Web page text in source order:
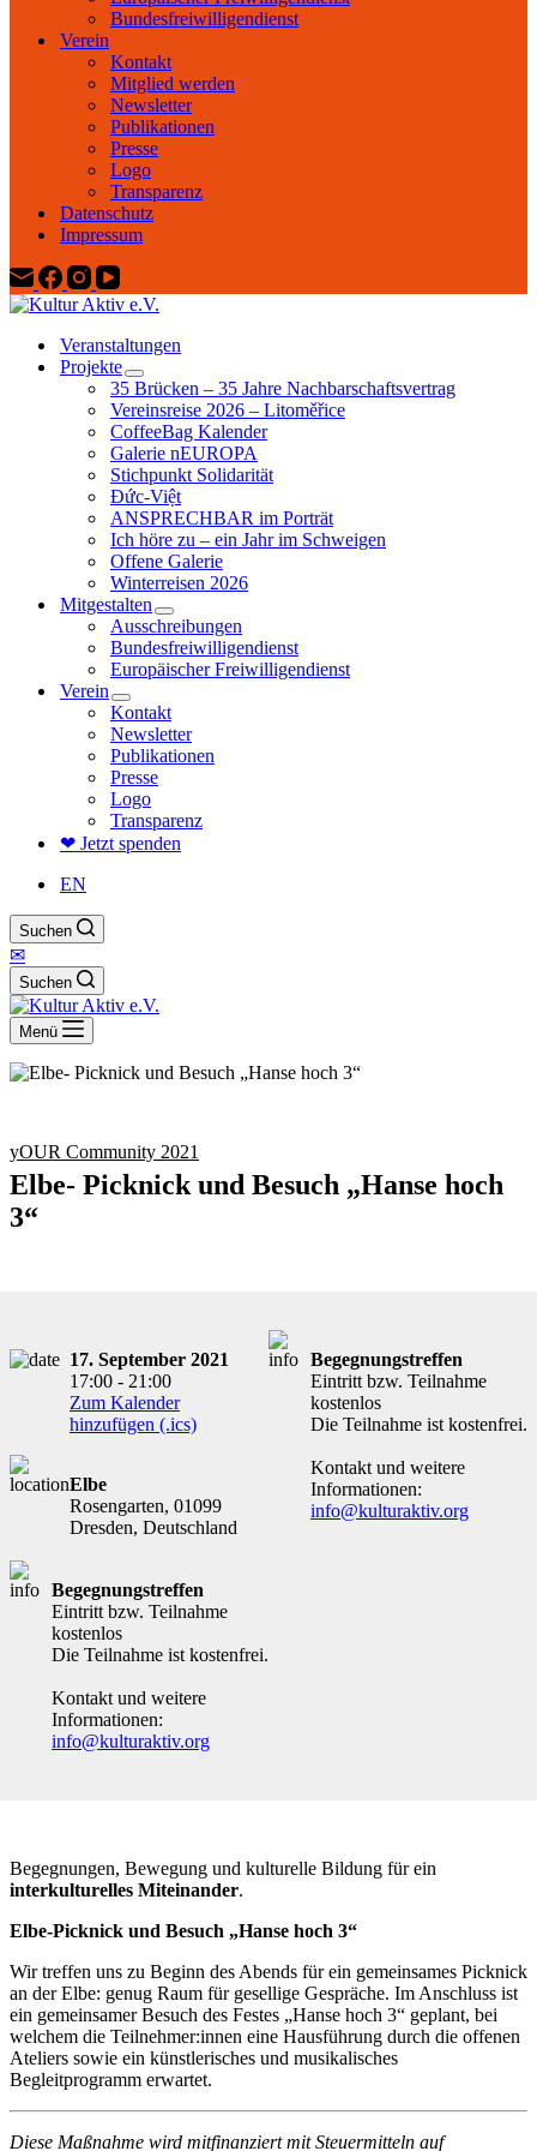
Bundesfreiwilligendienst
Verein
Kontakt
Mitglied werden
Newsletter
Publikationen
Presse
Logo
Transparenz
Datenschutz
Impressum
Veranstaltungen
Projekte
35 Brücken – 35 Jahre Nachbarschaftsvertrag
Vereinsreise 2026 – Litoměřice
CoffeeBag Kalender
Galerie nEUROPA
Stichpunkt Solidarität
Đức-Việt
ANSPRECHBAR im Porträt
Ich höre zu – ein Jahr im Schweigen
Offene Galerie
Winterreisen 2026
Mitgestalten
Ausschreibungen
Bundesfreiwilligendienst
Europäischer Freiwilligendienst
Verein
Kontakt
Newsletter
Publikationen
Presse
Logo
Transparenz
❤ Jetzt spenden
EN
Suchen
✉
Suchen
Menü
yOUR Community 2021
Elbe- Picknick und Besuch „Hanse hoch
3“
17. September 2021
17:00 - 21:00
Zum Kalender
hinzufügen (.ics)
Elbe
Rosengarten, 01099
Dresden, Deutschland
Begegnungstreffen
Eintritt bzw. Teilnahme
kostenlos
Die Teilnahme ist kostenfrei.
Kontakt und weitere
Informationen:
info@kulturaktiv.org
Begegnungstreffen
Eintritt bzw. Teilnahme
kostenlos
Die Teilnahme ist kostenfrei.
Kontakt und weitere
Informationen:
info@kulturaktiv.org
Begegnungen, Bewegung und kulturelle Bildung für ein
interkulturelles Miteinander.
Elbe-Picknick und Besuch „Hanse hoch 3“
Wir treffen uns zu Beginn des Abends für ein gemeinsames Picknick
an der Elbe: genug Raum für gesellige Gespräche. Im Anschluss ist
ein gemeinsamer Besuch des Festes „Hanse hoch 3“ geplant, bei
welchem die Teilnehmer:innen eine Hausführung durch die offenen
Ateliers sowie ein künstlerisches und musikalisches
Begleitprogramm erwartet.
Diese Maßnahme wird mitfinanziert mit Steuermitteln auf